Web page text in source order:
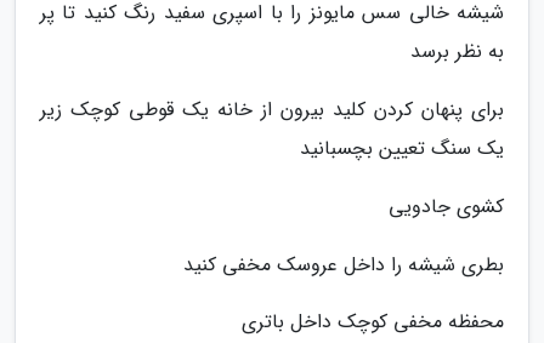
شیشه خالی سس مایونز را با اسپری سفید رنگ کنید تا پر
به نظر برسد
برای پنهان کردن کلید بیرون از خانه یک قوطی کوچک زیر
یک سنگ تعیین بچسبانید
کشوی جادویی
بطری شیشه را داخل عروسک مخفی کنید
محفظه مخفی کوچک داخل باتری